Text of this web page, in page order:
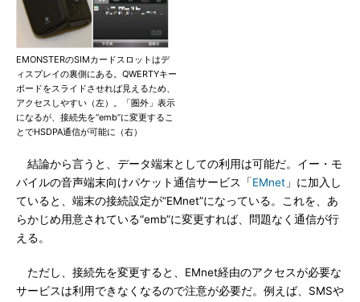
EMONSTERのSIMカードスロットはデ
ィスプレイの裏側にある。QWERTYキー
ボードをスライドさせれば見えるため、
アクセスしやすい（左）。「圏外」表示
になるが、接続先を“emb”に変更するこ
とでHSDPA通信が可能に（右）
結論から言うと、データ端末としての利用は可能だ。イー・モ
バイルの音声端末向けパケット通信サービス「EMnet 」に加入し
ていると、端末の接続設定が“EMnet”になっている。これを、あ
らかじめ用意されている“emb”に変更すれば、問題なく通信が行
える。
ただし、接続先を変更すると、EMnet経由のアクセスが必要な
サービスは利用できなくなるので注意が必要だ。例えば、SMSや